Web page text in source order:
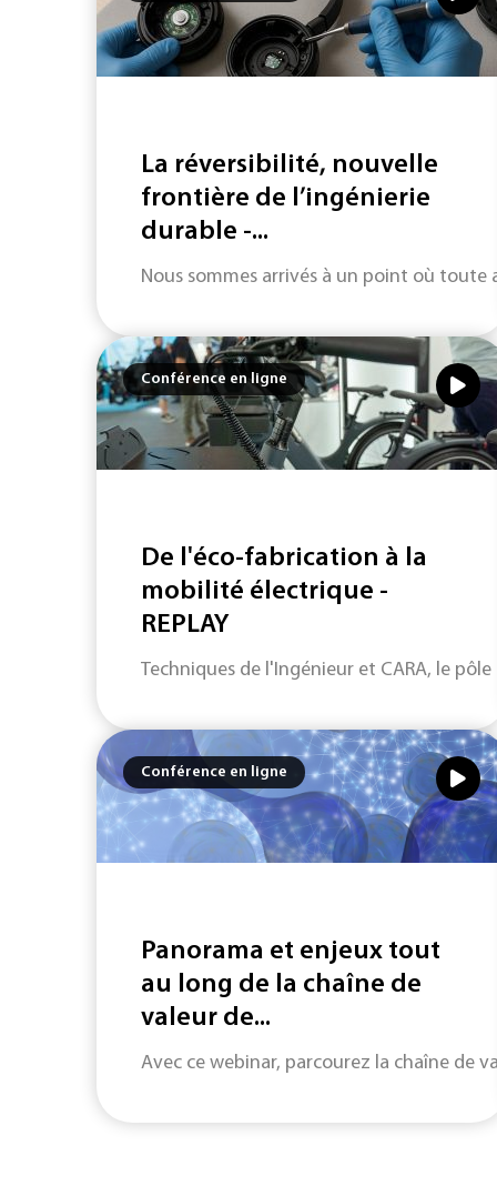
La réversibilité, nouvelle
frontière de l’ingénierie
durable -...
Nous sommes arrivés à un point où toute
Conférence en ligne
De l'éco-fabrication à la
mobilité électrique -
REPLAY
Techniques de l'Ingénieur et CARA, le
Conférence en ligne
Panorama et enjeux tout
au long de la chaîne de
valeur de...
Avec ce webinar, parcourez la chaîne de